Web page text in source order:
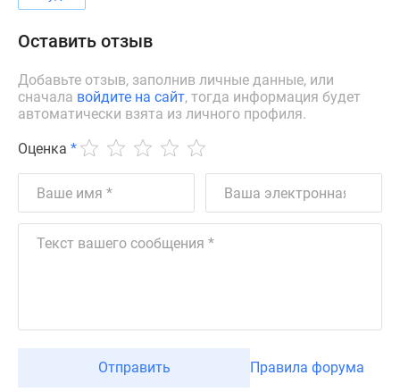
Квартиры
скидками
Новостройки
класса
Новостройки
класса
Оставить отзыв
Добавьте отзыв, заполнив личные данные, или
сначала войдите на сайт, тогда информация будет
автоматически взята из личного профиля.
Оценка *
Отправить Правила форума